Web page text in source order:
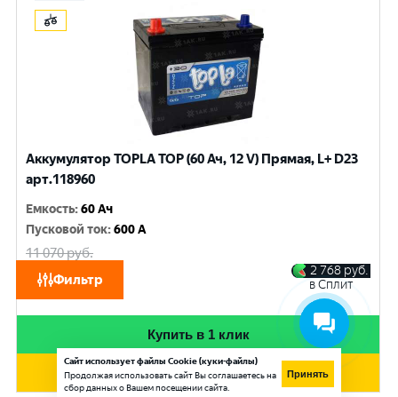
Фильтр
Аккумулятор TOPLA TOP (60 Ач, 12 V) Прямая, L+ D23
арт.118960
Емкость:60 Ач
Пусковой ток:600 A
11 070руб.
10 530руб. 2 768 руб.
в Сплит
Купить в 1 клик
Добавить в корзину
Сайт использует файлы Cookie (куки-файлы)
Продолжая использовать сайт Вы соглашаетесь на
сбор данных о Вашем посещении сайта.
Принять